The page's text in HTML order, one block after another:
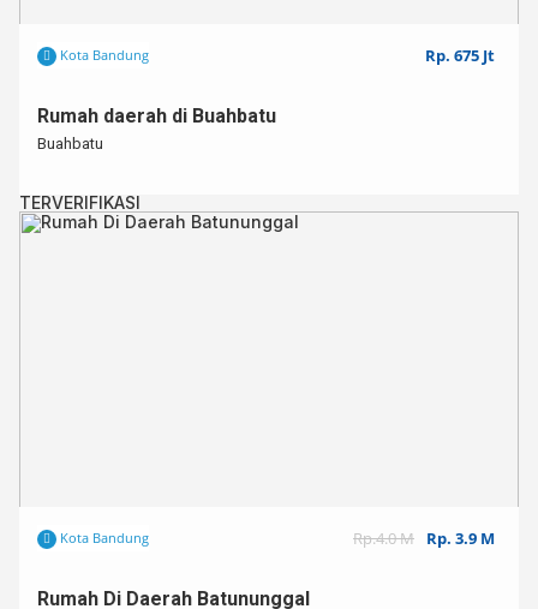
Kota Bandung Rp. 675 Jt
Rumah daerah di Buahbatu
Buahbatu
TERVERIFIKASI
Kota Bandung Rp.4.0 M Rp. 3.9 M
Rumah Di Daerah Batununggal